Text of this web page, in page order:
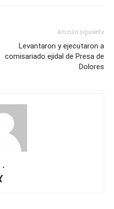
Artículo siguiente
Levantaron y ejecutaron a
comisariado ejidal de Presa de
Dolores
.